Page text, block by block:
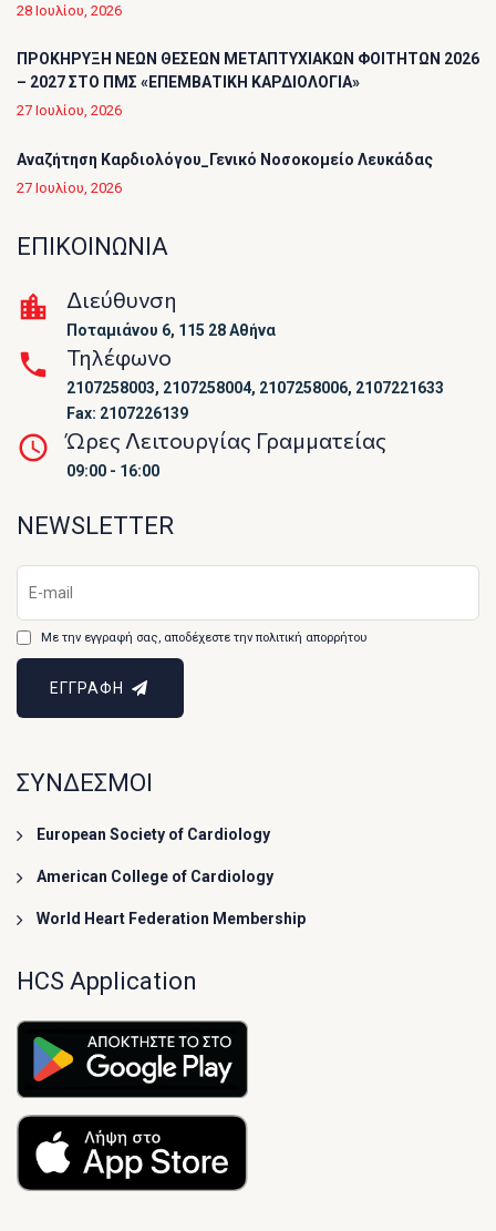
28 Ιουλίου, 2026
ΠΡΟΚΗΡΥΞΗ ΝΕΩΝ ΘΕΣΕΩΝ ΜΕΤΑΠΤΥΧΙΑΚΩΝ ΦΟΙΤΗΤΩΝ 2026
– 2027 ΣΤΟ ΠΜΣ «ΕΠΕΜΒΑΤΙΚΗ ΚΑΡΔΙΟΛΟΓΙΑ»
27 Ιουλίου, 2026
Αναζήτηση Καρδιολόγου_Γενικό Νοσοκομείο Λευκάδας
27 Ιουλίου, 2026
ΕΠΙΚΟΙΝΩΝΙΑ
Διεύθυνση
Ποταμιάνου 6, 115 28 Αθήνα
Τηλέφωνο
2107258003, 2107258004, 2107258006, 2107221633
Fax: 2107226139
Ώρες Λειτουργίας Γραμματείας
09:00 - 16:00
NEWSLETTER
Με την εγγραφή σας, αποδέχεστε την πολιτική απορρήτου
ΕΓΓΡΑΦΗ
ΣΥΝΔΕΣΜΟΙ
European Society of Cardiology
American College of Cardiology
World Heart Federation Membership
HCS Application